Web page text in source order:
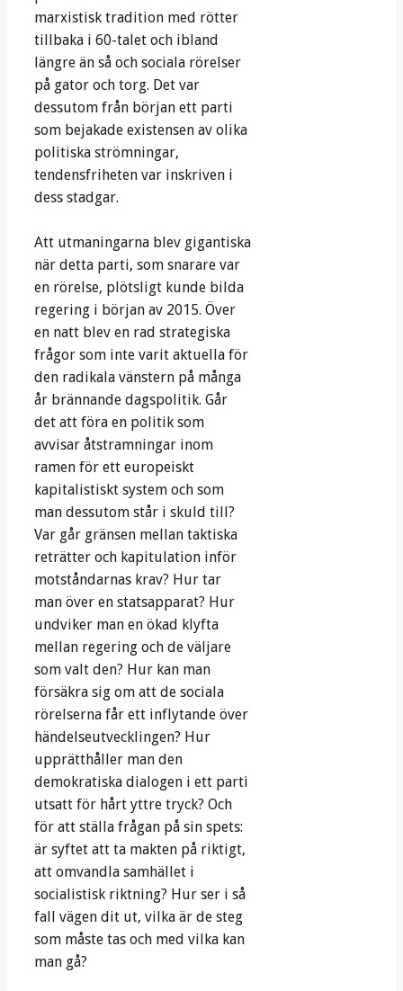
marxistisk tradition med rötter
tillbaka i 60-talet och ibland
längre än så och sociala rörelser
på gator och torg. Det var
dessutom från början ett parti
som bejakade existensen av olika
politiska strömningar,
tendensfriheten var inskriven i
dess stadgar.
Att utmaningarna blev gigantiska
när detta parti, som snarare var
en rörelse, plötsligt kunde bilda
regering i början av 2015. Över
en natt blev en rad strategiska
frågor som inte varit aktuella för
den radikala vänstern på många
år brännande dagspolitik. Går
det att föra en politik som
avvisar åtstramningar inom
ramen för ett europeiskt
kapitalistiskt system och som
man dessutom står i skuld till?
Var går gränsen mellan taktiska
reträtter och kapitulation inför
motståndarnas krav? Hur tar
man över en statsapparat? Hur
undviker man en ökad klyfta
mellan regering och de väljare
som valt den? Hur kan man
försäkra sig om att de sociala
rörelserna får ett inflytande över
händelseutvecklingen? Hur
upprätthåller man den
demokratiska dialogen i ett parti
utsatt för hårt yttre tryck? Och
för att ställa frågan på sin spets:
är syftet att ta makten på riktigt,
att omvandla samhället i
socialistisk riktning? Hur ser i så
fall vägen dit ut, vilka är de steg
som måste tas och med vilka kan
man gå?